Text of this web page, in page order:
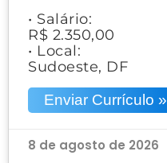
• Salário:
R$ 2.350,00
• Local:
Sudoeste, DF
Enviar Currículo »
8 de agosto de 2026